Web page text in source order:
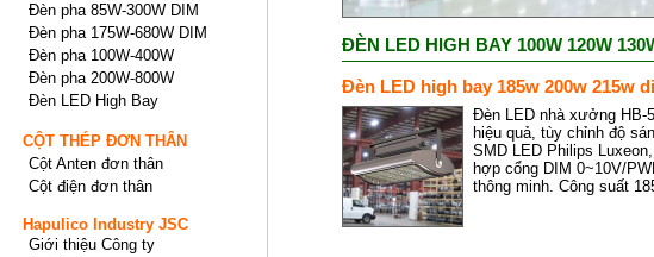
ĐÈN LED HIGH BAY 100W 120W
Đèn LED high bay 185w 200w 215w
Đèn LED nhà xưởng HB-
hiệu quả, tùy chỉnh độ
SMD LED Philips
hợp cổng DIM 0~10V/
thông minh. Công suất
Đèn pha 85W-300W DIM
Đèn pha 175W-680W DIM
Đèn pha 100W-400W
Đèn pha 200W-800W
Đèn LED High Bay
CỘT THÉP ĐƠN THÂN
Cột Anten đơn thân
Cột điện đơn thân
Hapulico Industry JSC
Giới thiệu Công ty